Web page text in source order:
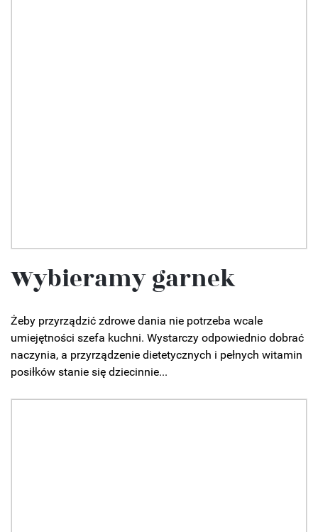
Wybieramy garnek
Żeby przyrządzić zdrowe dania nie potrzeba wcale
umiejętności szefa kuchni. Wystarczy odpowiednio dobrać
naczynia, a przyrządzenie dietetycznych i pełnych witamin
posiłków stanie się dziecinnie...